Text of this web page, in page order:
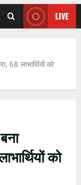
LIVE
68 लाभार्थियों को
को